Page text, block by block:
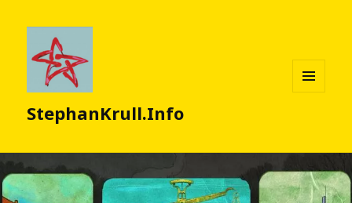
StephanKrull.Info